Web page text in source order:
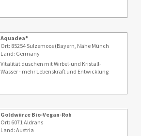
Aquadea®
Ort: 85254 Sulzemoos (Bayern, Nähe Münch
Land: Germany
Vitalität duschen mit Wirbel-und Kristall-
Wasser - mehr Lebenskraft und Entwicklung
Goldwürze Bio-Vegan-Roh
Ort: 6071 Aldrans
Land: Austria